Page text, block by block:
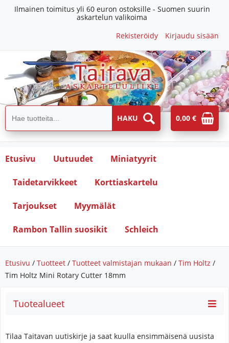
Ilmainen toimitus yli 60 euron ostoksille - Suomen suurin
askartelun valikoima
Rekisteröidy
Kirjaudu sisään
0,00 €
Etusivu Uutuudet Miniatyyrit
Taidetarvikkeet Korttiaskartelu
Tarjoukset Myymälät
Rambon Tallin suosikit Schleich
Etusivu / Tuotteet / Tuotteet valmistajan mukaan / Tim Holtz /
Tim Holtz Mini Rotary Cutter 18mm
Tuotealueet
Tilaa Taitavan uutiskirje ja saat kuulla ensimmäisenä uusista